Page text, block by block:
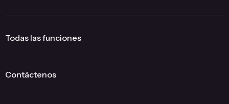
Todas las funciones
Contáctenos